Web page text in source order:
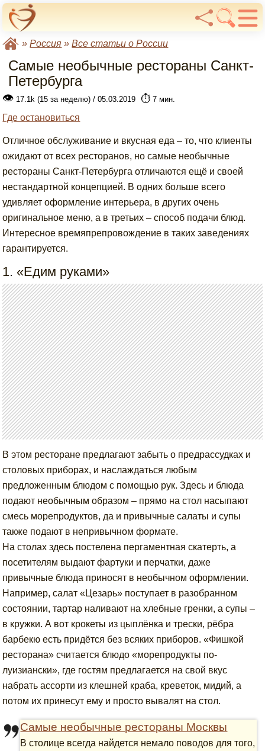
»Россия »Все статьи о России
Самые необычные рестораны Санкт-
Петербурга
👁 17.1k (15 за неделю) / 05.03.2019 ⏱️ 7 мин.
Где остановиться
Отличное обслуживание и вкусная еда – то, что клиенты
ожидают от всех ресторанов, но самые необычные
рестораны Санкт-Петербурга отличаются ещё и своей
нестандартной концепцией. В одних больше всего
удивляет оформление интерьера, в других очень
оригинальное меню, а в третьих – способ подачи блюд.
Интересное времяпрепровождение в таких заведениях
гарантируется.
1. «Едим руками»
В этом ресторане предлагают забыть о предрассудках и
столовых приборах, и наслаждаться любым
предложенным блюдом с помощью рук. Здесь и блюда
подают необычным образом – прямо на стол насыпают
смесь морепродуктов, да и привычные салаты и супы
также подают в непривычном формате.
На столах здесь постелена пергаментная скатерть, а
посетителям выдают фартуки и перчатки, даже
привычные блюда приносят в необычном оформлении.
Например, салат «Цезарь» поступает в разобранном
состоянии, тартар наливают на хлебные гренки, а супы –
в кружки. А вот крокеты из цыплёнка и трески, рёбра
барбекю есть придётся без всяких приборов. «Фишкой
ресторана» считается блюдо «морепродукты по-
луизиански», где гостям предлагается на свой вкус
набрать ассорти из клешней краба, креветок, мидий, а
потом их принесут ему и просто вывалят на стол.
Самые необычные рестораны Москвы
В столице всегда найдется немало поводов для того,